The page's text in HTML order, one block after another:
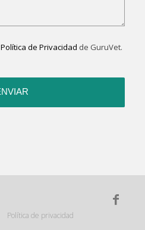
Política de Privacidad de GuruVet.
Política de privacidad